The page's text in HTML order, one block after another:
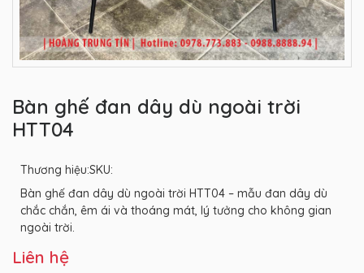
Bàn ghế đan dây dù ngoài trời
HTT04
Thương hiệu:SKU:
Bàn ghế đan dây dù ngoài trời HTT04 – mẫu đan dây dù
chắc chắn, êm ái và thoáng mát, lý tưởng cho không gian
ngoài trời.
Liên hệ